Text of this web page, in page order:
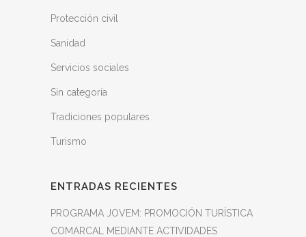
Protección civil
Sanidad
Servicios sociales
Sin categoría
Tradiciones populares
Turismo
ENTRADAS RECIENTES
PROGRAMA JOVEM: PROMOCIÓN TURÍSTICA
COMARCAL MEDIANTE ACTIVIDADES